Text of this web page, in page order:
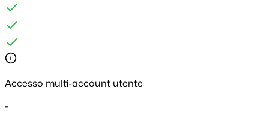
Accesso multi-account utente
-